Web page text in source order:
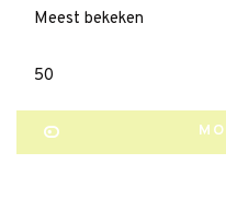
Meest bekeken
50